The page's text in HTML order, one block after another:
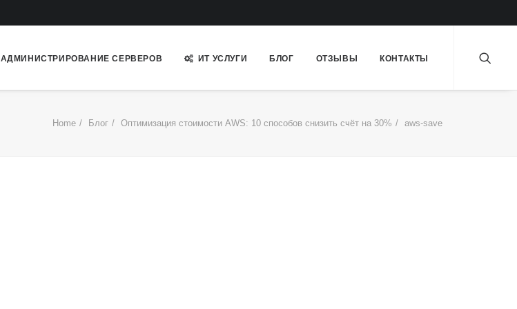
АДМИНИСТРИРОВАНИЕ СЕРВЕРОВ ИТ УСЛУГИ БЛОГ ОТЗЫВЫ КОНТАКТЫ
Home Блог Оптимизация стоимости AWS: 10 способов снизить счёт на 30% aws-save